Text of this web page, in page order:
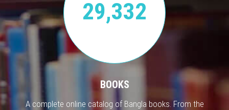
29,332
BOOKS
A complete online catalog of Bangla books. From the